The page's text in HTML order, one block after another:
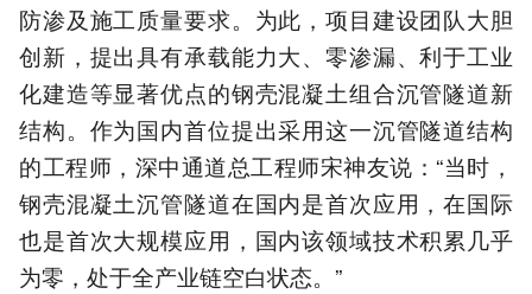
防渗及施工质量要求。为此，项目建设团队大胆
创新，提出具有承载能力大、零渗漏、利于工业
化建造等显著优点的钢壳混凝土组合沉管隧道新
结构。作为国内首位提出采用这一沉管隧道结构
的工程师，深中通道总工程师宋神友说：“当时，
钢壳混凝土沉管隧道在国内是首次应用，在国际
也是首次大规模应用，国内该领域技术积累几乎
为零，处于全产业链空白状态。”